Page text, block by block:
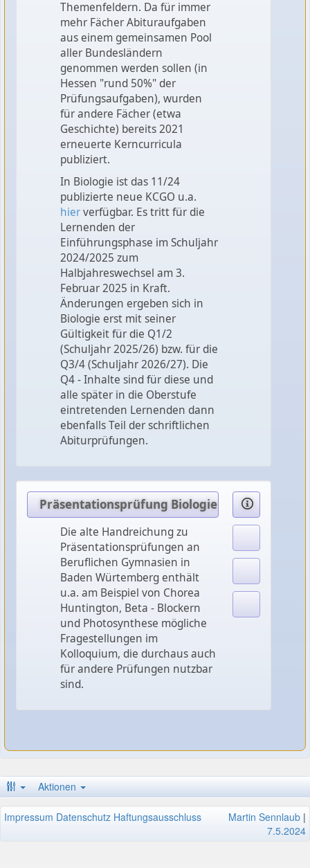
Themenfeldern. Da für immer
mehr Fächer Abituraufgaben
aus einem gemeinsamen Pool
aller Bundesländern
genommen werden sollen (in
Hessen "rund 50%" der
Prüfungsaufgaben), wurden
für andere Fächer (etwa
Geschichte) bereits 2021
erneuerte Kerncurricula
publiziert.
In Biologie ist das 11/24
publizierte neue KCGO u.a.
hierverfügbar. Es tritt für die
Lernenden der
Einführungsphase im Schuljahr
2024/2025 zum
Halbjahreswechsel am 3.
Februar 2025 in Kraft.
Änderungen ergeben sich in
Biologie erst mit seiner
Gültigkeit für die Q1/2
(Schuljahr 2025/26) bzw. für die
Q3/4 (Schuljahr 2026/27). Die
Q4 - Inhalte sind für diese und
alle später in die Oberstufe
eintretenden Lernenden dann
ebenfalls Teil der schriftlichen
Abiturprüfungen.
Präsentationsprüfung Biologie (an BG)
Die alte Handreichung zu
Präsentationsprüfungen an
Beruflichen Gymnasien in
Baden Würtemberg enthält
u.a. am Beispiel von Chorea
Huntington, Beta - Blockern
und Photosynthese mögliche
Fragestellungen im
Kolloquium, die durchaus auch
für andere Prüfungen nutzbar
sind.
Aktionen
Impressum Datenschutz Haftungsausschluss Martin Sennlaub |
7.5.2024